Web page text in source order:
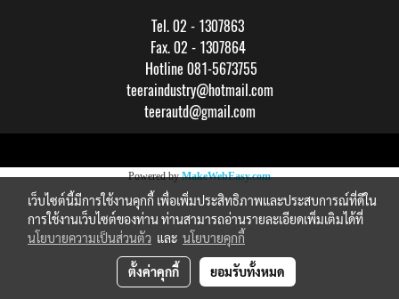
Tel. 02 - 1307863
Fax. 02 - 1307864
Hotline 081-5673755
teeraindustry@hotmail.com
teerautd@gmail.com
Powered byMakeWebEasy.com
เว็บไซต์นี้มีการใช้งานคุกกี้ เพื่อเพิ่มประสิทธิภาพและประสบการณ์ที่ดีใน
การใช้งานเว็บไซต์ของท่าน ท่านสามารถอ่านรายละเอียดเพิ่มเติมได้ที่
นโยบายความเป็นส่วนตัว และ นโยบายคุกกี้
ตั้งค่าคุกกี้ ยอมรับทั้งหมด